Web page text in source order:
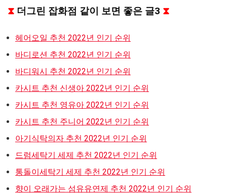
⧗ 더그린 잡화점 같이 보면 좋은 글3 ⧗
헤어오일 추천 2022년 인기 순위
바디로션 추천 2022년 인기 순위
바디워시 추천 2022년 인기 순위
카시트 추천 신생아 2022년 인기 순위
카시트 추천 영유아 2022년 인기 순위
카시트 추천 주니어 2022년 인기 순위
아기식탁의자 추천 2022년 인기 순위
드럼세탁기 세제 추천 2022년 인기 순위
통돌이세탁기 세제 추천 2022년 인기 순위
향이 오래가는 섬유유연제 추천 2022년 인기 순위